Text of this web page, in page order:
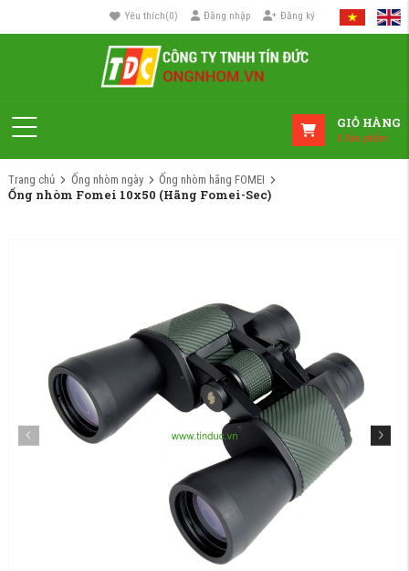
Đăng nhập Đăng ký
Yêu thích(0)
GIỎ HÀNG
0 Sản phẩm
Trang chủ Ống nhòm ngày Ống nhòm hãng FOMEI
Ống nhòm Fomei 10x50 (Hãng Fomei-Sec)